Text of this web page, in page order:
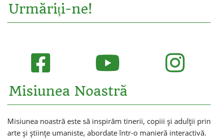
Urmăriți-ne!
Misiunea Noastră
Misiunea noastră este să inspirăm tinerii, copiii și adulții prin
arte și științe umaniste, abordate într-o manieră interactivă.